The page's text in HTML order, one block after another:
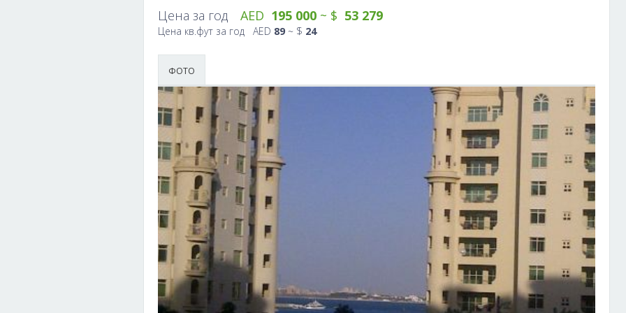
Активный отдых
Галереи искусств
Спорт и фитнес
Цена за год AED 195 000 ~ $ 53 279
Цена кв.фут за год AED 89 ~ $ 24
ФОТО